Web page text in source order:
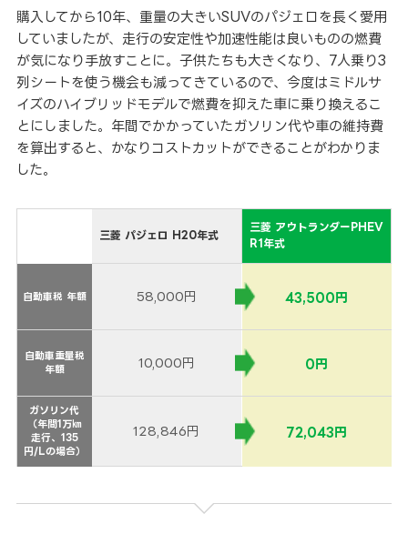
購入してから10年、重量の大きいSUVのパジェロを長く愛用
していましたが、走行の安定性や加速性能は良いものの燃費
が気になり手放すことに。子供たちも大きくなり、7人乗り3
列シートを使う機会も減ってきているので、今度はミドルサ
イズのハイブリッドモデルで燃費を抑えた車に乗り換えるこ
とにしました。年間でかかっていたガソリン代や車の維持費
を算出すると、かなりコストカットができることがわかりま
した。
三菱 パジェロ H20年式
自動車税 年額 58,000円
自動車重量税
年額
10,000円
ガソリン代
（年間1万㎞
走行、135
円/Lの場合）
128,846円
三菱 アウトランダーPHEV
R1年式
自動車税 年額 43,500円
自動車重量税
年額
0円
ガソリン代
（年間1万㎞
走行、135
円/Lの場合）
72,043円